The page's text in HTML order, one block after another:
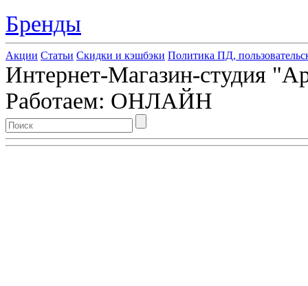
Бренды
Акции Статьи Скидки и кэшбэки Политика ПД,
Интернет-Магазин-студия
Работаем: ОНЛАЙН